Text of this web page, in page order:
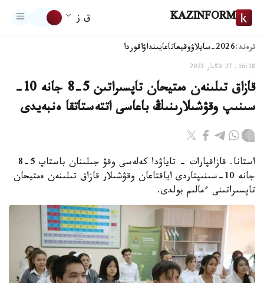
KAZINFORM ق ز
ترەند:2026-سايلاۋ وقيعاتاعايىنداۋاقوردا
16:18, 27 قاڭتار 2023
قازاق تىلىنەن ەمتيحان تاپسىراتىن 5-8 جانە 10-
سىنىپ وقۋشىلارىنىڭ باعاسى اتتەستاتقا ەنبەيدى
استانا. قازاقپارات - تاياۋدا كەلەسى وقۋ جىلىنان باستاپ 5-8
جانە 10-سىنىپتاردى اياقتاعان وقۋشىلار قازاق تىلىنەن ەمتيحان
تاپسىراتىنى ءمالىم بولدى.